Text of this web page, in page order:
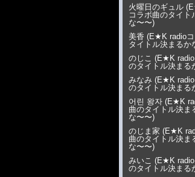
火曜日のギュル (
コラボ曲のタイト
な〜〜)
美香 (E★K radio
タイトル決まるか
のじこ (E★K
のタイトル決まる
みなみ (E★K
のタイトル決まる
어린 왕자 (E★K
曲のタイトル決ま
な〜〜)
のじま家 (E★K
曲のタイトル決ま
な〜〜)
みいこ (E★K
のタイトル決まる